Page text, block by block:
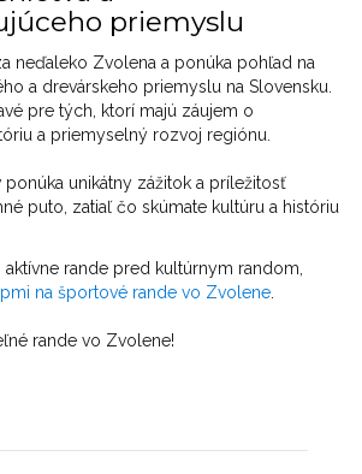
priemyslu
neďaleko Zvolena a ponúka pohľad na
a drevárskeho priemyslu na Slovensku.
pre tých, ktorí majú záujem o
a priemyselný rozvoj regiónu.
unikátny zážitok a príležitosť
puto, zatiaľ čo skúmate kultúru a históriu
aktívne rande pred kultúrnym random,
na športové rande vo Zvolene.
rande vo Zvolene!